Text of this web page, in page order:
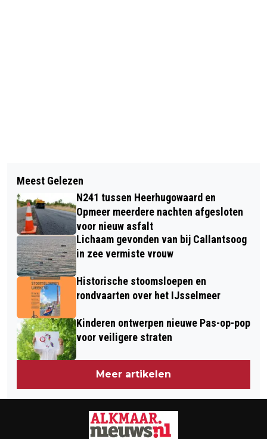
OUDE TIJDEN HERLEVEN TIJDENS
ZOMERSE ZONDAGMIDDAG 19
AUGUSTUS
ALKMAAR SPORT START NIEUW
SPORTSEIZOEN IN NIEUWE KLEDING
Meest Gelezen
N241 tussen Heerhugowaard en
Opmeer meerdere nachten afgesloten
voor nieuw asfalt
Lichaam gevonden van bij Callantsoog
in zee vermiste vrouw
Historische stoomsloepen en
rondvaarten over het IJsselmeer
Kinderen ontwerpen nieuwe Pas-op-pop
voor veiligere straten
Meer artikelen